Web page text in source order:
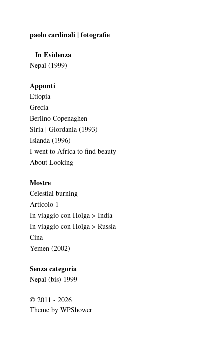
paolo cardinali | fotografie
_ In Evidenza _
Nepal (1999)
Appunti
Etiopia
Grecia
Berlino Copenaghen
Siria | Giordania (1993)
Islanda (1996)
I went to Africa to find beauty
About Looking
Mostre
Celestial burning
Articolo 1
In viaggio con Holga > India
In viaggio con Holga > Russia
Cina
Yemen (2002)
Senza categoria
Nepal (bis) 1999
© 2011 - 2026
Theme by WPShower